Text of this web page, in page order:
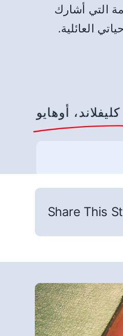
التي أشارك
العائلية.
أوهايو
Share This